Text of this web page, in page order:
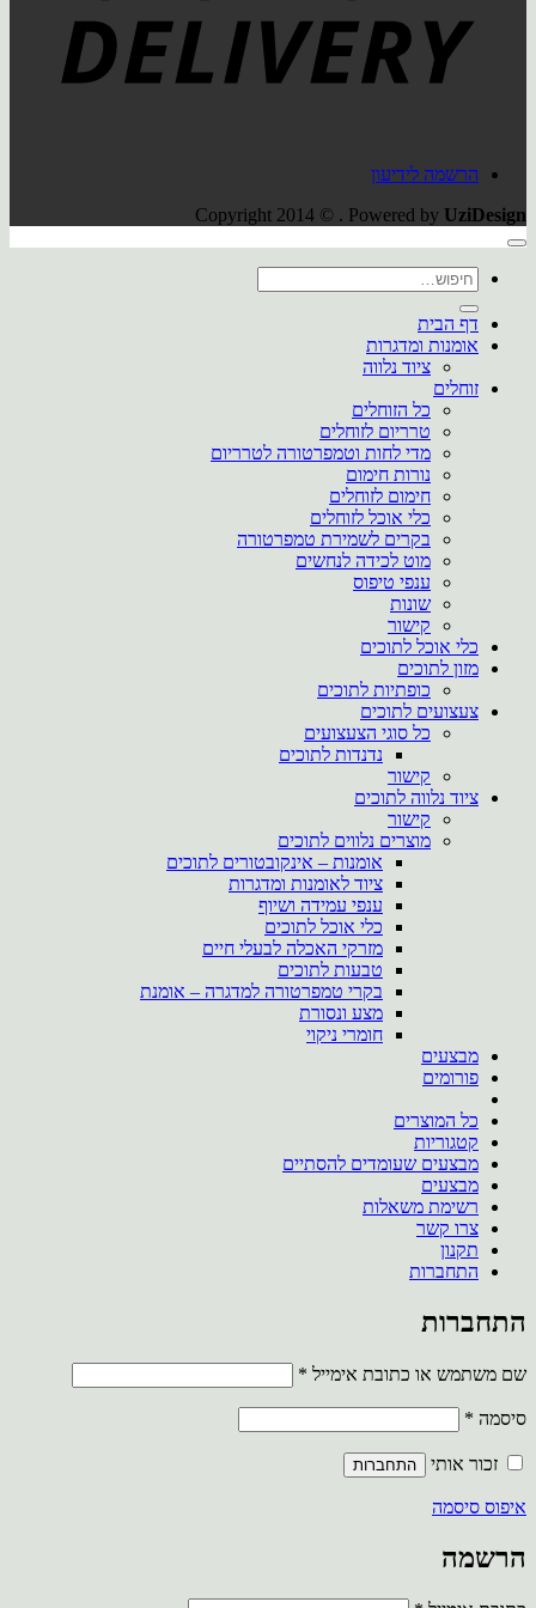
הרשמה לידיעון
Copyright 2014 © . Powered by UziDesign
חיפוש
עבור:
דף הבית
אומנות ומדגרות
ציוד נלווה
זוחלים
כל הזוחלים
טרריום לזוחלים
מדי לחות וטמפרטורה לטרריום
נורות חימום
חימום לזוחלים
כלי אוכל לזוחלים
בקרים לשמירת טמפרטורה
מוט לכידה לנחשים
ענפי טיפוס
שונות
קישור
כלי אוכל לתוכים
מזון לתוכים
כופתיות לתוכים
צעצועים לתוכים
כל סוגי הצעצועים
נדנדות לתוכים
קישור
ציוד נלווה לתוכים
קישור
מוצרים נלווים לתוכים
אומנות – אינקובטורים לתוכים
ציוד לאומנות ומדגרות
ענפי עמידה ושיוף
כלי אוכל לתוכים
מזרקי האכלה לבעלי חיים
טבעות לתוכים
בקרי טמפרטורה למדגרה – אומנת
מצע ונסורת
חומרי ניקוי
מבצעים
פורומים
כל המוצרים
קטגוריות
מבצעים שעומדים להסתיים
מבצעים
רשימת משאלות
צרו קשר
תקנון
התחברות
התחברות
שם משתמש או כתובת אימייל *
סיסמה *
זכור אותי התחברות
איפוס סיסמה
הרשמה